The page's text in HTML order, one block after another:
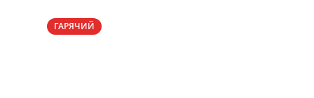
ГАРЯЧИЙ